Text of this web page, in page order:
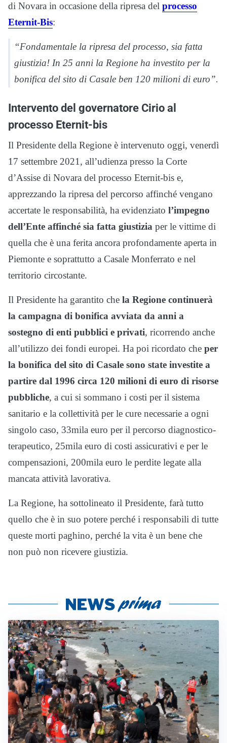
di Novara in occasione della ripresa del processo
Eternit-Bis:
“Fondamentale la ripresa del processo, sia fatta
giustizia! In 25 anni la Regione ha investito per la
bonifica del sito di Casale ben 120 milioni di euro”.
Intervento del governatore Cirio al
processo Eternit-bis
Il Presidente della Regione è intervenuto oggi, venerdì
17 settembre 2021, all’udienza presso la Corte
d’Assise di Novara del processo Eternit-bis e,
apprezzando la ripresa del percorso affinché vengano
accertate le responsabilità, ha evidenziato l’impegno
dell’Ente affinché sia fatta giustizia per le vittime di
quella che è una ferita ancora profondamente aperta in
Piemonte e soprattutto a Casale Monferrato e nel
territorio circostante.
Il Presidente ha garantito che la Regione continuerà
la campagna di bonifica avviata da anni a
sostegno di enti pubblici e privati, ricorrendo anche
all’utilizzo dei fondi europei. Ha poi ricordato che per
la bonifica del sito di Casale sono state investite a
partire dal 1996 circa 120 milioni di euro di risorse
pubbliche, a cui si sommano i costi per il sistema
sanitario e la collettività per le cure necessarie a ogni
singolo caso, 33mila euro per il percorso diagnostico-
terapeutico, 25mila euro di costi assicurativi e per le
compensazioni, 200mila euro le perdite legate alla
mancata attività lavorativa.
La Regione, ha sottolineato il Presidente, farà tutto
quello che è in suo potere perché i responsabili di tutte
queste morti paghino, perché la vita è un bene che
non può non ricevere giustizia.